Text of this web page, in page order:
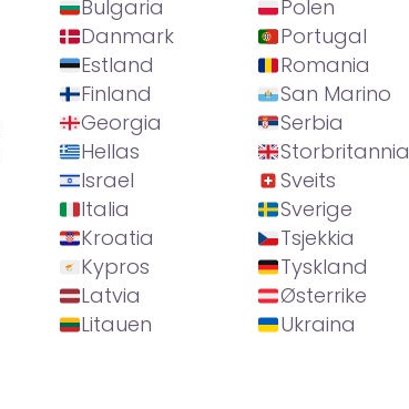
Bulgaria
Danmark
Estland
Finland
Georgia
Hellas
Israel
Italia
Kroatia
Kypros
Latvia
Litauen
Polen
Portugal
Romania
San Marino
Serbia
Storbritannia
Sveits
Sverige
Tsjekkia
Tyskland
Østerrike
Ukraina